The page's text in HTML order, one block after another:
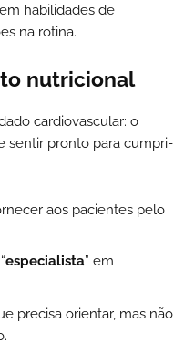
habilidades de
na rotina.
nutricional
cardiovascular: o
sentir pronto para cumpri-
aos pacientes pelo
especialista” em
precisa orientar, mas não